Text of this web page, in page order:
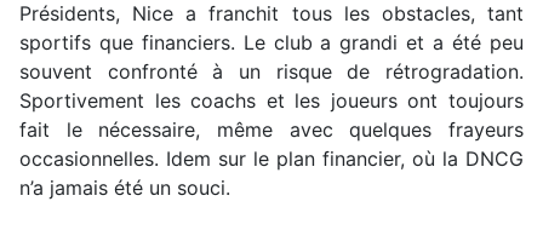
Présidents, Nice a franchit tous les obstacles, tant
sportifs que financiers. Le club a grandi et a été peu
souvent confronté à un risque de rétrogradation.
Sportivement les coachs et les joueurs ont toujours
fait le nécessaire, même avec quelques frayeurs
occasionnelles. Idem sur le plan financier, où la DNCG
n’a jamais été un souci.